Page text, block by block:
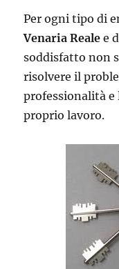
Per ogni tipo di
Venaria Reale e
soddisfatto non
risolvere il
professionalità e
proprio lavoro.